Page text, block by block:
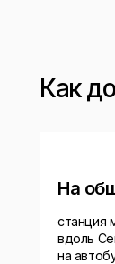
Как
станция
вдоль
на
На